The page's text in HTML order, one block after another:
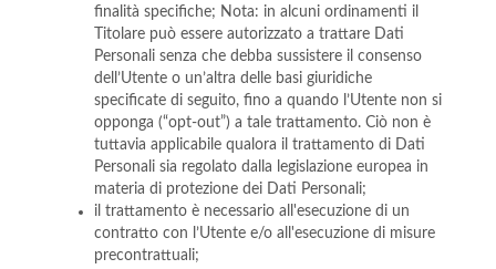
finalità specifiche; Nota: in alcuni ordinamenti il
Titolare può essere autorizzato a trattare Dati
Personali senza che debba sussistere il consenso
dell’Utente o un’altra delle basi giuridiche
specificate di seguito, fino a quando l’Utente non si
opponga (“opt-out”) a tale trattamento. Ciò non è
tuttavia applicabile qualora il trattamento di Dati
Personali sia regolato dalla legislazione europea in
materia di protezione dei Dati Personali;
il trattamento è necessario all'esecuzione di un
contratto con l’Utente e/o all'esecuzione di misure
precontrattuali;